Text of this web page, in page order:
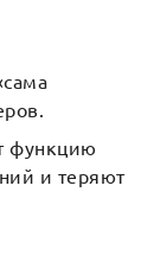
функцию
и теряют